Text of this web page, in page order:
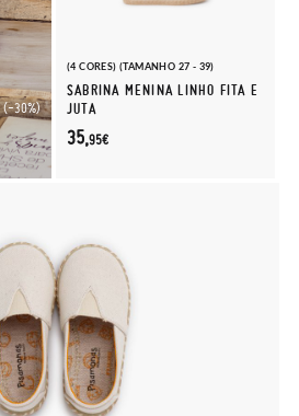
(-30%)
(4 CORES) (TAMANHO 27 - 39)
SABRINA MENINA LINHO FITA E
JUTA
35,95€